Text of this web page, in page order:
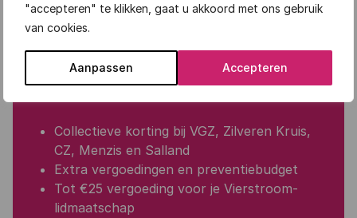
"accepteren" te klikken, gaat u akkoord met ons gebruik
van cookies.
Aanpassen Accepteren
deAlgemene Voorwaarden Lidmaatschap
Vierstroom Ledenservice
Collectieve korting bij VGZ, Zilveren Kruis,
CZ, Menzis en Salland
Extra vergoedingen en preventiebudget
Tot €25 vergoeding voor je Vierstroom-
lidmaatschap